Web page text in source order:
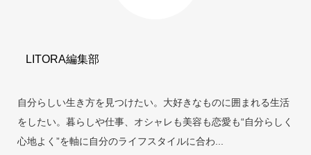
LITORA編集部
自分らしい生き方を見つけたい。大好きなものに囲まれる生活
をしたい。暮らしや仕事、オシャレも美容も恋愛も“自分らしく
心地よく”を軸に自分のライフスタイルに合わ...
当サイトとは カテゴリ シェア